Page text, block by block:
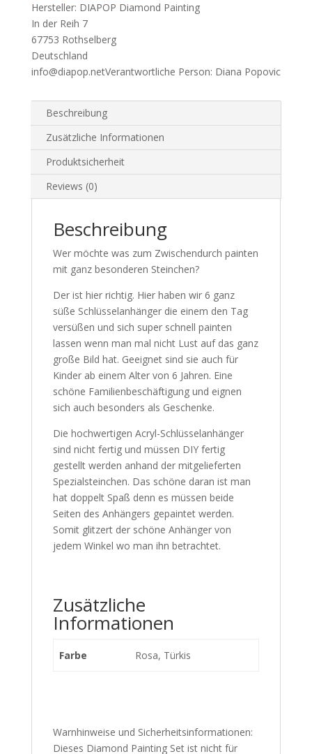
Hersteller: DIAPOP Diamond Painting
In der Reih 7
67753 Rothselberg
Deutschland
info@diapop.netVerantwortliche Person: Diana Popovic
Beschreibung
Zusätzliche Informationen
Produktsicherheit
Reviews (0)
Beschreibung
Wer möchte was zum Zwischendurch painten
mit ganz besonderen Steinchen?
Der ist hier richtig. Hier haben wir 6 ganz
süße Schlüsselanhänger die einem den Tag
versüßen und sich super schnell painten
lassen wenn man mal nicht Lust auf das ganz
große Bild hat. Geeignet sind sie auch für
Kinder ab einem Alter von 6 Jahren. Eine
schöne Familienbeschäftigung und eignen
sich auch besonders als Geschenke.
Die hochwertigen Acryl-Schlüsselanhänger
sind nicht fertig und müssen DIY fertig
gestellt werden anhand der mitgelieferten
Spezialsteinchen. Das schöne daran ist man
hat doppelt Spaß denn es müssen beide
Seiten des Anhängers gepaintet werden.
Somit glitzert der schöne Anhänger von
jedem Winkel wo man ihn betrachtet.
Zusätzliche
Informationen
Farbe Rosa, Türkis
Warnhinweise und Sicherheitsinformationen:
Dieses Diamond Painting Set ist nicht für